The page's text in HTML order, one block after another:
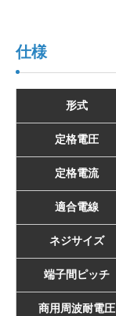
仕様
形式
定格電圧
定格電流
適合電線
ネジサイズ
端子間ピッチ
商用周波耐電圧